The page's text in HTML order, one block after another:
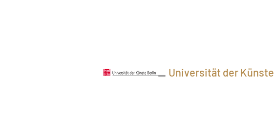
Universität der Künste